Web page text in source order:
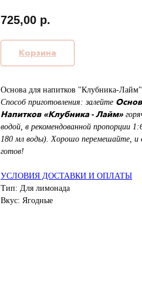
725,00 р.
Корзина
Основа для напитков "Клубника-Лайм"
Способ приготовления: залейте
Напитков «Клубника - Лайм»
водой, в рекомендованной пропорции
180 мл воды). Хорошо перемешайте, и
готов!
УСЛОВИЯ ДОСТАВКИ И ОПЛАТЫ
Тип: Для лимонада
Вкус: Ягодные